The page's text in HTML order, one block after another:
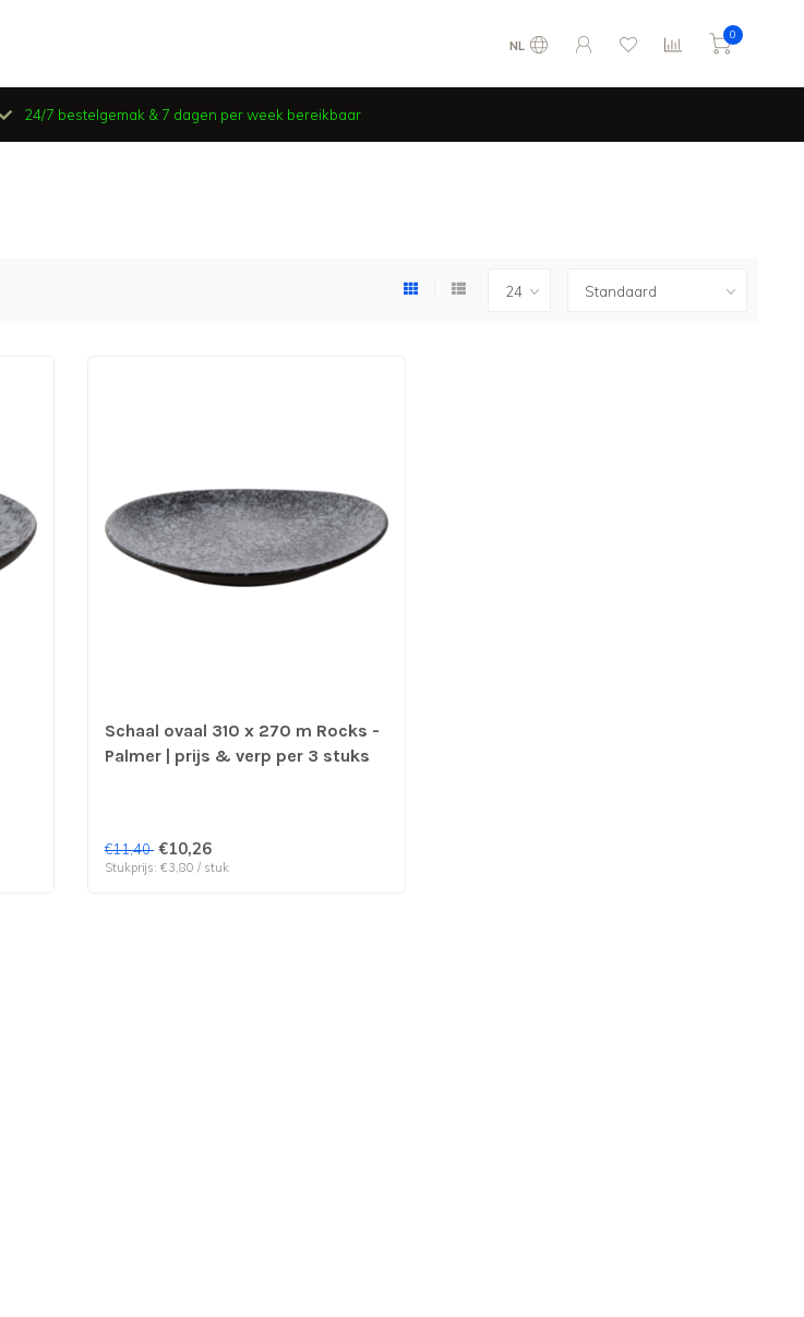
NL
0
24/7 bestelgemak & 7 dagen per week bereikbaar
Schaal ovaal 310 x 270 m Rocks -
Palmer | prijs & verp per 3 stuks
€11,40 €10,26
Stukprijs: €3,80 / stuk